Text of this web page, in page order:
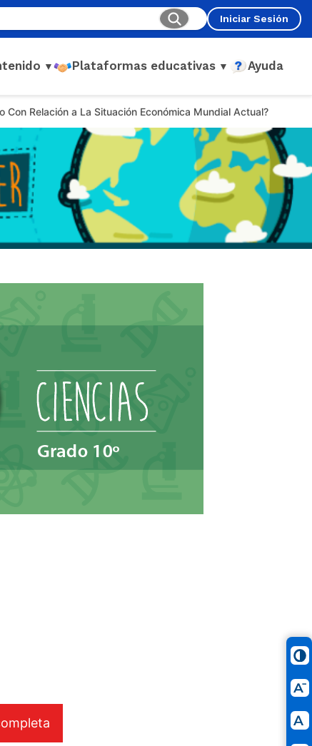
Iniciar Sesión
▼ Plataformas educativas ▼ Ayuda
Con Relación a La Situación Económica Mundial Actual?